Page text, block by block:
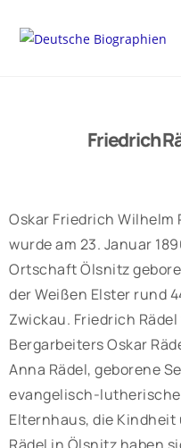
Friedrich
Oskar Friedrich Wilhelm
wurde am 23. Januar
Ortschaft Ölsnitz
der Weißen Elster rund
Zwickau. Friedrich
Bergarbeiters Oskar
Anna Rädel, geborene
evangelisch-
Elternhaus, die Kindheit